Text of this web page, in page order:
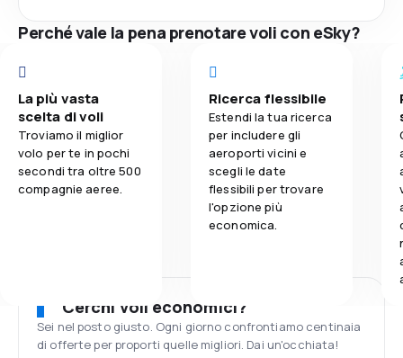
Perché vale la pena prenotare voli con eSky?
La più vasta
scelta di voli
Troviamo il miglior
volo per te in pochi
secondi tra oltre 500
compagnie aeree.
Ricerca flessibile
Estendi la tua ricerca
per includere gli
aeroporti vicini e
scegli le date
flessibili per trovare
l'opzione più
economica.
Cerchi voli economici?
Sei nel posto giusto. Ogni giorno confrontiamo centinaia
di offerte per proporti quelle migliori. Dai un'occhiata!